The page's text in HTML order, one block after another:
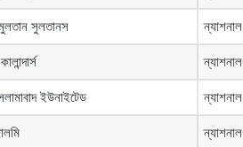
সুলতানস
ইউনাইটেড